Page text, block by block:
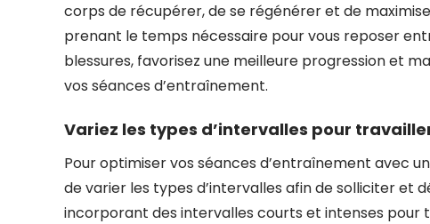
corps de récupérer, de se régénérer et de
prenant le temps nécessaire pour vous reposer
blessures, favorisez une meilleure progression et
vos séances d’entraînement.
Variez les types d’intervalles pour
Pour optimiser vos séances d’entraînement avec
de varier les types d’intervalles afin de solliciter et
incorporant des intervalles courts et intenses pour